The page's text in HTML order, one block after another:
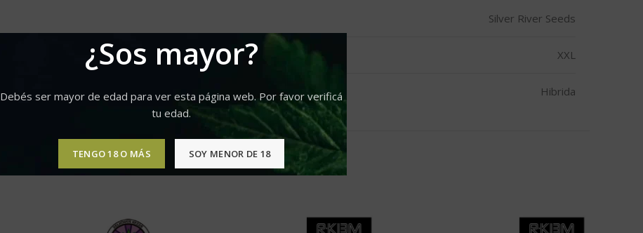
¿Sos mayor?
Debés ser mayor de edad para ver esta página web. Por favor verificá
tu edad.
TENGO 18 O MÁS SOY MENOR DE 18
Silver River Seeds
XXL
Hibrida